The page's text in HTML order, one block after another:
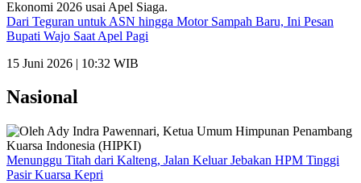
Dari Teguran untuk ASN hingga Motor Sampah Baru, Ini Pesan
Bupati Wajo Saat Apel Pagi
15 Juni 2026 | 10:32 WIB
Nasional
Menunggu Titah dari Kalteng, Jalan Keluar Jebakan HPM Tinggi
Pasir Kuarsa Kepri